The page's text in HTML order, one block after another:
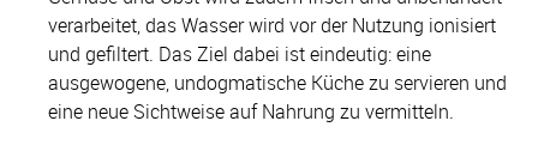
verarbeitet, das Wasser wird vor der Nutzung ionisiert
und gefiltert. Das Ziel dabei ist eindeutig: eine
ausgewogene, undogmatische Küche zu servieren und
eine neue Sichtweise auf Nahrung zu vermitteln.